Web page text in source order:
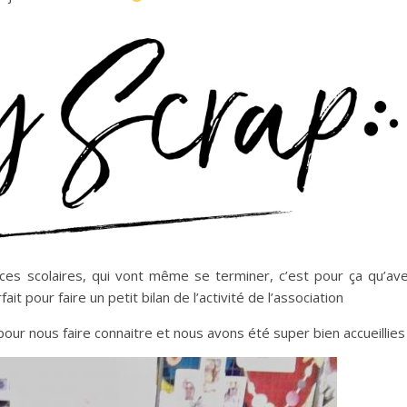
scolaires, qui vont même se terminer, c’est pour ça
pour faire un petit bilan de l’activité de l’association
nous faire connaitre et nous avons été super bien accueillies